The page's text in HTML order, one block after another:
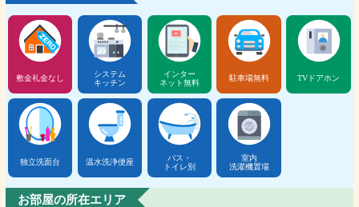
敷金礼金なし
システム
キッチン
インター
ネット無料
駐車場無料 TVドアホン
独立洗面台 温水洗浄便座
バス・
トイレ別
室内
洗濯機置場
お部屋の所在エリア